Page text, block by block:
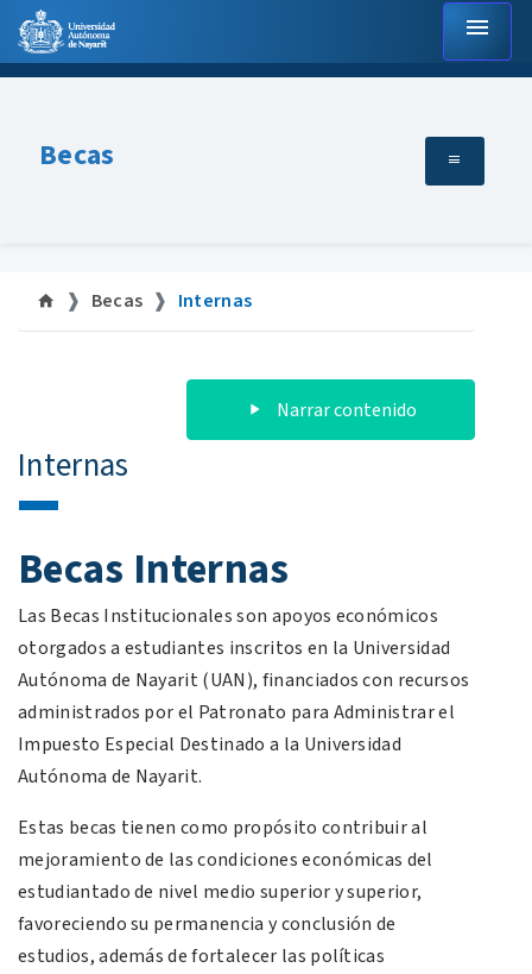
menu
Becas
Becas Internas
Narrar contenido
Internas
Becas Internas
Las Becas Institucionales son apoyos económicos
otorgados a estudiantes inscritos en la Universidad
Autónoma de Nayarit (UAN), financiados con recursos
administrados por el Patronato para Administrar el
Impuesto Especial Destinado a la Universidad
Autónoma de Nayarit.
Estas becas tienen como propósito contribuir al
mejoramiento de las condiciones económicas del
estudiantado de nivel medio superior y superior,
favoreciendo su permanencia y conclusión de
estudios, además de fortalecer las políticas